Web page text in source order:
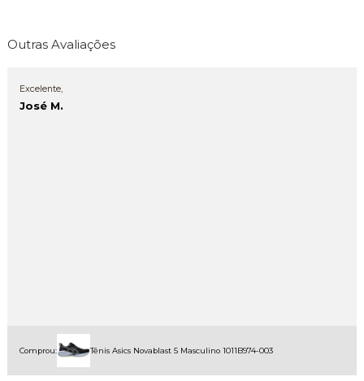
Outras Avaliações
Excelente,
José M.
Comprou: Tênis Asics Novablast 5 Masculino 1011B974-003